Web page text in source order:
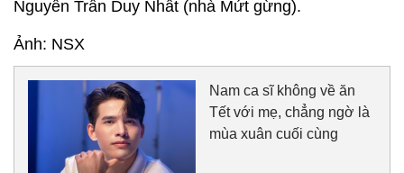
Nguyễn Trần Duy Nhất (nhà Mứt gừng).
Ảnh: NSX
Nam ca sĩ không về ăn
Tết với mẹ, chẳng ngờ là
mùa xuân cuối cùng